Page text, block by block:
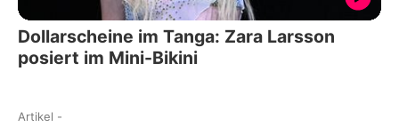
Dollarscheine im Tanga: Zara Larsson
posiert im Mini-Bikini
Artikel -